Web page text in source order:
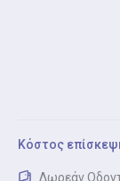
Κόστος
Δωρεάν
Λεύκανση